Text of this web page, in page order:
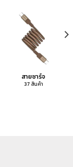
สายชาร์จ
37 สินค้า